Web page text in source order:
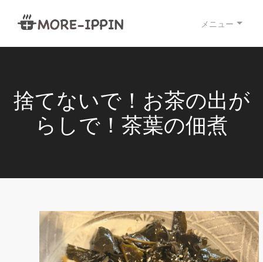
メニュー
捨てないで！お茶の出が
らしで！茶葉の佃煮